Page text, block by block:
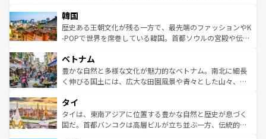
ワイを、存分に味わってほしい。 なお、新着のハワイ情報
はコンテンツ一覧を参照してほしい。
いる。アクティビティも充実しており、サーフィンやダイ
ビング、ハイキングなど、アウトドア好きにはたまらな
い。オーストラリアの多彩な魅力を存分に味わいつくそ
参照してほしい。
ン）、静ひつな山岳地帯である台湾東部など、都市の喧騒
と山間の静けさが共存しており、訪れる人に新しい発見と
驚きをもたらしてくれる。また、奥深い台湾の食文化も魅
容にもいいと評判のスイーツなど、バラエティ豊かな料理
が味わえる。 なお、新着の台湾情報は コンテンツ一覧を参
照してほしい。
韓国
歴史ある王朝文化が残る一方で、最先端のファッションやK
-POPで世界を席巻している韓国。首都ソウルの宮殿や伝統
き、地方に足を延ばせば四季折々の自然美を楽しむことが
できる。そして、キムチや焼肉、絶品のストリートフード
まで、さまざまな韓国料理が待っている。夜には、韓国な
リティに包まれながら、韓国の多彩な魅力を心ゆくまで味
わってみてほしい。 なお、新着の韓国情報はコンテンツ一
覧を参照してほしい。
ベトナム
豊かな自然と多様な文化が魅力的なベトナム。南北に細長
く伸びる国土には、広大な田園風景や青々とした山々、世
急速な発展と共に伝統が息づく。ハノイの古い町並みやホ
ーチミン市のフランス統治時代の建物も、独特の雰囲気を
醸し出している。また、バラエティの豊かさとおいしさで
タイ
タイは、東南アジアに位置する豊かな自然と歴史が息づく
国だ。首都バンコクは高層ビルが立ち並ぶ一方、伝統的な